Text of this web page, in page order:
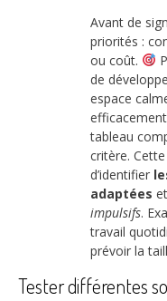
Avant de
priorités :
ou coût.
de
espace
tableau
critère.
d’identifier
adaptées
impulsifs.
travail
prévoir la
Tester différentes